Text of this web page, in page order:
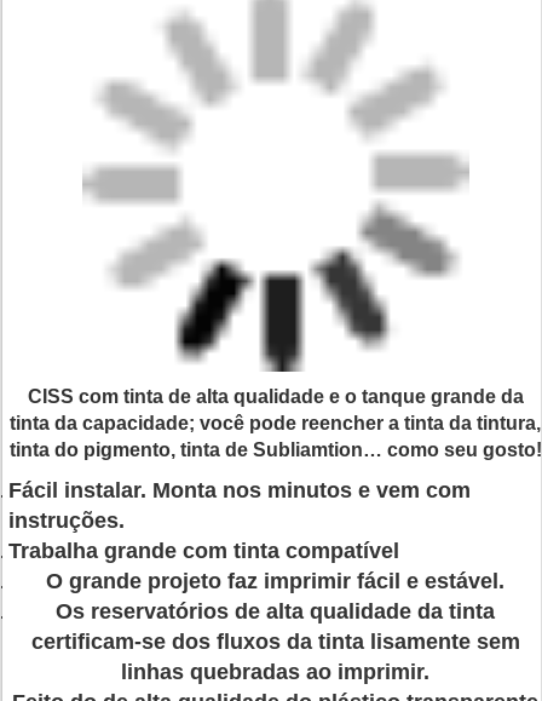
CISS com tinta de alta qualidade e o tanque grande da
tinta da capacidade; você pode reencher a tinta da tintura,
tinta do pigmento, tinta de Subliamtion… como seu gosto!
Fácil instalar. Monta nos minutos e vem com
instruções.
Trabalha grande com tinta compatível
O grande projeto faz imprimir fácil e estável.
Os reservatórios de alta qualidade da tinta
certificam-se dos fluxos da tinta lisamente sem
linhas quebradas ao imprimir.